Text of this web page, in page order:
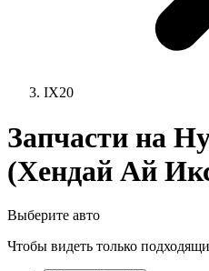
IX20
Запчасти на
(Хендай Ай
Выберите авто
Чтобы видеть только